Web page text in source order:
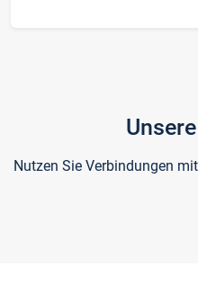
Nutzen Sie Verbindungen